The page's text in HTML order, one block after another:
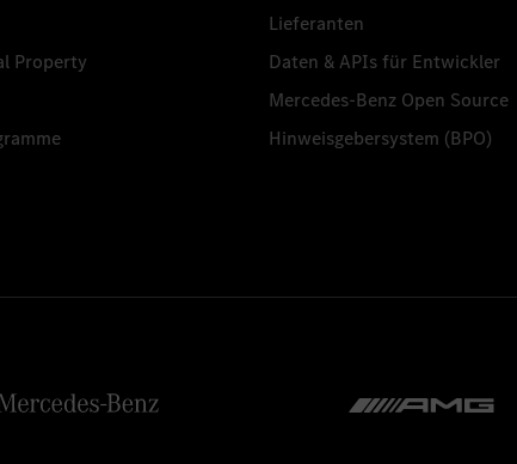
Property
Lieferanten
Daten & APIs für Entwickler
Mercedes-Benz Open Source
Hinweisgebersystem (BPO)